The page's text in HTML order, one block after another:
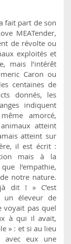
fait part de son
MEATender,
de révolte ou
exploités et
mais l’intérêt
Caron ou
centaines de
donnés, les
indiquent
amorcé,
atteint
atteint sur
il est écrit :
mais à la
l’empathie,
notre nature.
dit ! » C’est
un éleveur de
voyait pas quel
à qui il avait,
» : et si au lieu
avec eux une